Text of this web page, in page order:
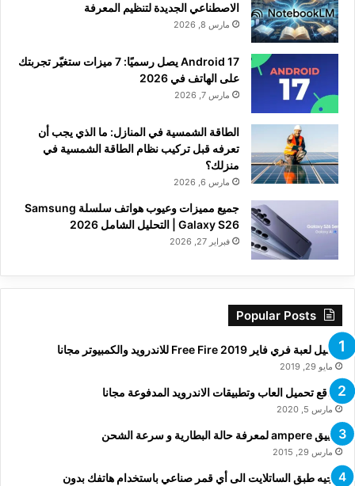
الاصطناعي الجديدة لتنظيم المعرفة
مارس 8, 2026
Android 17 يصل رسميًا: 7 ميزات ستغيّر تجربتك
على الهاتف في 2026
مارس 7, 2026
الطاقة الشمسية في المنازل: ما الذي يجب أن
تعرفه قبل تركيب نظام الطاقة الشمسية في
منزلك؟
مارس 6, 2026
جميع مميزات وعيوب هواتف سلسلة Samsung
Galaxy S26 | التحليل الشامل 2026
فبراير 27, 2026
Popular Posts
تحميل لعبة فري فاير Free Fire 2019 للاندرويد والكمبيوتر مجانا
مايو 29, 2019
مواقع تحميل العاب وتطبيقات الاندرويد المدفوعة مجانا
مارس 5, 2020
تطبيق ampere لمعرفة حالة البطارية و سرعة الشحن
مارس 29, 2015
توجيه طبق الساتلايت الى أي قمر صناعي باستخدام هاتفك بدون